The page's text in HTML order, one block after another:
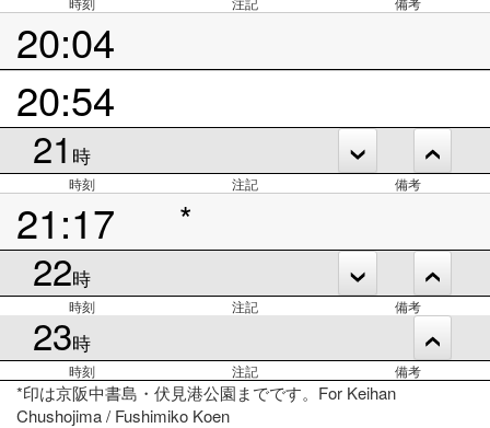
20:04
20:54
21 時
時刻 注記 備考
21:17 *
22時
時刻 注記 備考
23時
時刻 注記 備考
*印は京阪中書島・伏見港公園までです。For Keihan
Chushojima / Fushimiko Koen